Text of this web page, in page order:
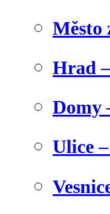
Město
Hrad
Domy
Ulice